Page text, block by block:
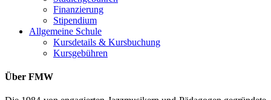
Finanzierung
Stipendium
Allgemeine Schule
Kursdetails & Kursbuchung
Kursgebühren
Über FMW